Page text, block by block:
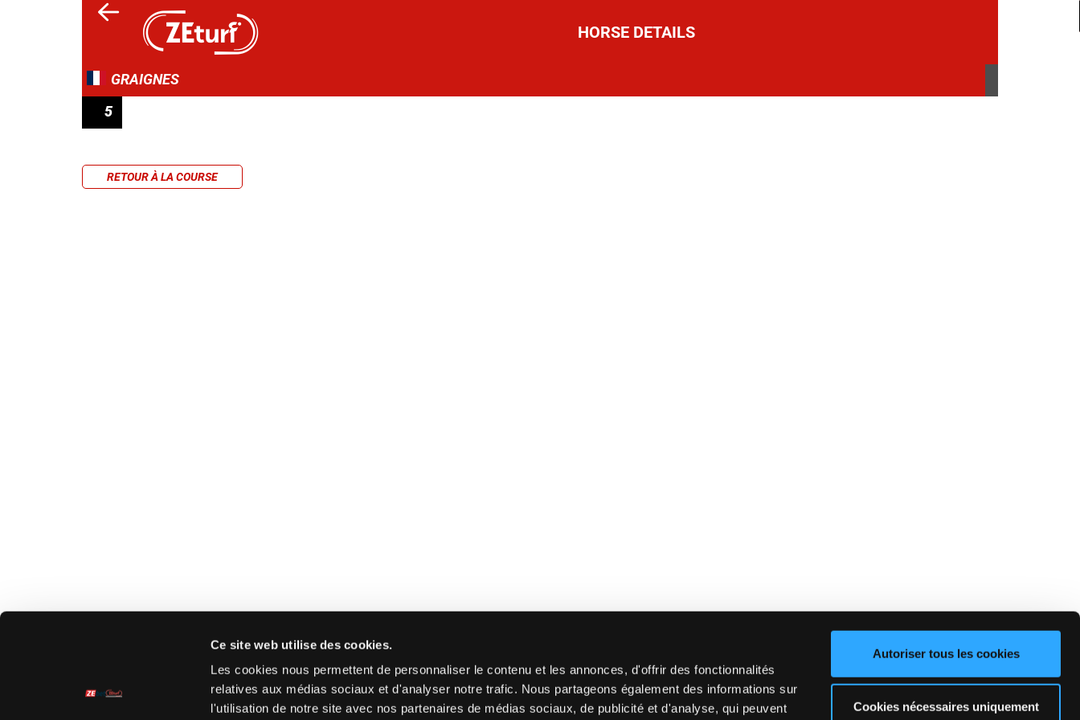
Ce site web utilise des cookies.
Les cookies nous permettent de personnaliser le contenu et les annonces, d'offrir des fonctionnalités
relatives aux médias sociaux et d'analyser notre trafic. Nous partageons également des informations sur
l'utilisation de notre site avec nos partenaires de médias sociaux, de publicité et d'analyse, qui peuvent
Autoriser tous les cookies
Cookies nécessaires uniquement
HORSE DETAILS
GRAIGNES
5
RETOUR À LA COURSE